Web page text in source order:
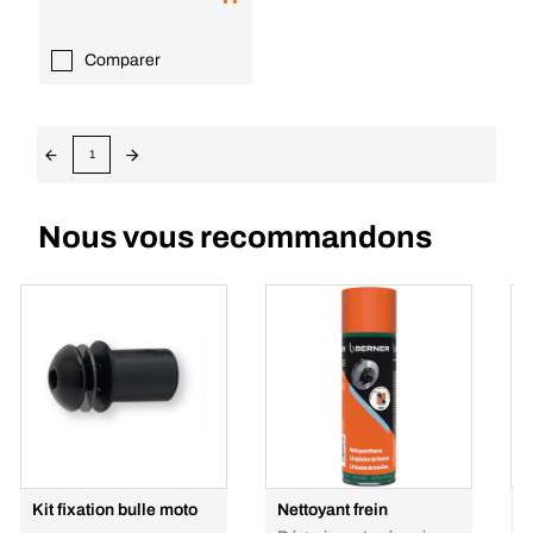
Comparer
1
Nous vous recommandons
Kit fixation bulle moto
Nettoyant frein